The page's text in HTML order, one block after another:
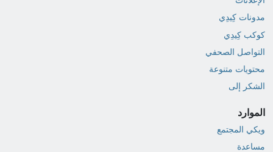
مدونات كِيدِي
كوكب كِيدِي
التواصل الصحفي
محتويات متنوعة
الشكر إلى
الموارد
ويكي المجتمع
مساعدة